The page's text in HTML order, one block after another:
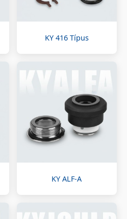
KY 416 Típus
KY ALF-A